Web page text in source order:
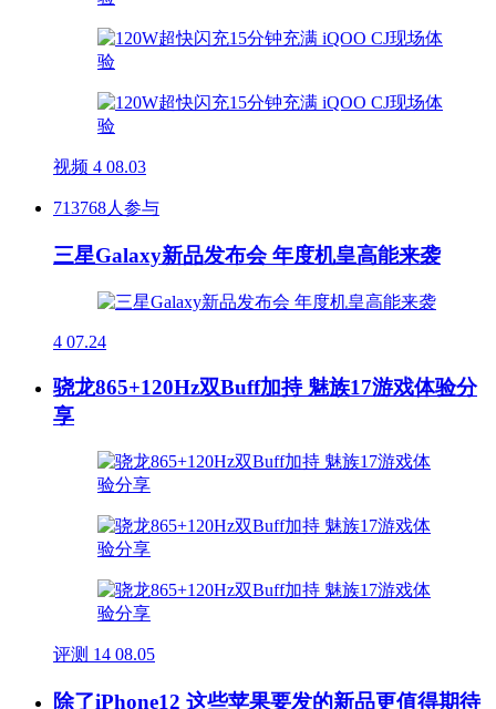
视频 4 08.03
713768人参与
三星Galaxy新品发布会 年度机皇高能来袭
4 07.24
骁龙865+120Hz双Buff加持 魅族17游戏体验分
享
评测 14 08.05
除了iPhone12 这些苹果要发的新品更值得期待